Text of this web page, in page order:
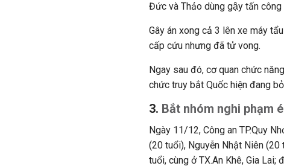
Đức và Thảo dùng gậy tấn
Gây án xong cả 3 lên xe máy
cấp cứu nhưng đã tử vong.
Ngay sau đó, cơ quan chức
chức truy bắt Quốc hiện đang
3. Bắt nhóm nghi phạm
Ngày 11/12, Công an TP.Quy
(20 tuổi), Nguyễn Nhật Niên
tuổi, cùng ở TX.An Khê, Gia